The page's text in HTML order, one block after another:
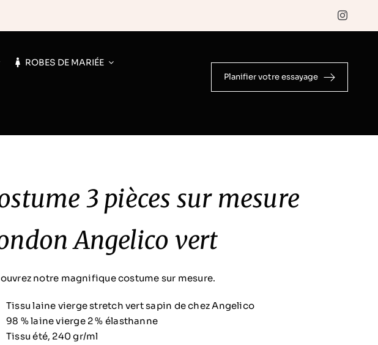
ROBES DE MARIÉE
Planifier votre essayage
3 pièces sur mesure
Angelico vert
notre magnifique costume sur mesure.
Tissu laine vierge stretch vert sapin de chez Angelico
98 % laine vierge 2 % élasthanne
Tissu été, 240 gr/ml